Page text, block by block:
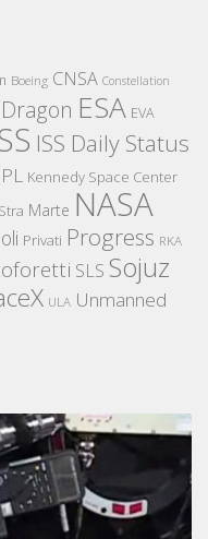
Boeing CNSA Constellation
Dragon ESA EVA
ISS Daily Status
Kennedy Space Center
Marte NASA
Privati Progress RKA
SLS Sojuz
ULA Unmanned